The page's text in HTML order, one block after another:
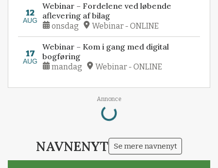
12
AUG
Webinar – Fordelene ved løbende
aflevering af bilag
onsdag Webinar - ONLINE
17
AUG
Webinar – Kom i gang med digital
bogføring
mandag Webinar - ONLINE
Annonce
Loading...
NAVNENYT Se mere navnenyt